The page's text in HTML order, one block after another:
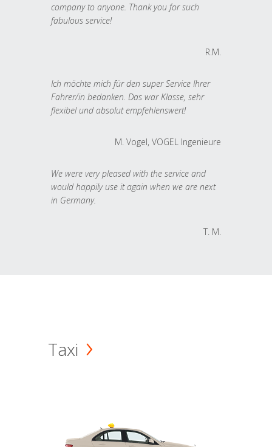
company to anyone. Thank you for such
fabulous service!
R.M.
Ich möchte mich für den super Service Ihrer
Fahrer/in bedanken. Das war Klasse, sehr
flexibel und absolut empfehlenswert!
M. Vogel, VOGEL Ingenieure
We were very pleased with the service and
would happily use it again when we are next
in Germany.
T. M.
Taxi